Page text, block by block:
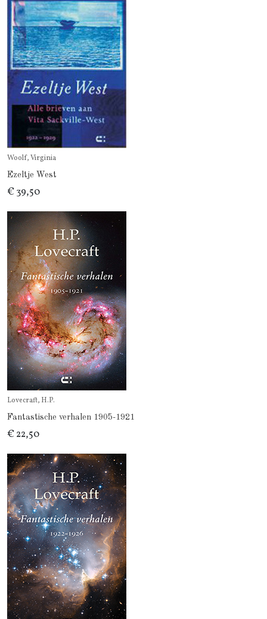
Woolf, Virginia
Ezeltje West
€ 39,50
Lovecraft, H.P.
Fantastische verhalen 1905-1921
€ 22,50